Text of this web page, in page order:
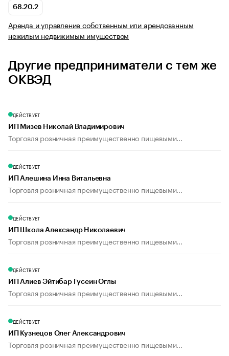
68.20.2
Аренда и управление собственным или арендованным
нежилым недвижимым имуществом
Другие предприниматели с тем же
ОКВЭД
ДЕЙСТВУЕТ
ИП Мизев Николай Владимирович
Торговля розничная преимущественно пищевыми...
ДЕЙСТВУЕТ
ИП Алешина Инна Витальевна
Торговля розничная преимущественно пищевыми...
ДЕЙСТВУЕТ
ИП Школа Александр Николаевич
Торговля розничная преимущественно пищевыми...
ДЕЙСТВУЕТ
ИП Алиев Эйтибар Гусеин Оглы
Торговля розничная преимущественно пищевыми...
ДЕЙСТВУЕТ
ИП Кузнецов Олег Александрович
Торговля розничная преимущественно пищевыми...